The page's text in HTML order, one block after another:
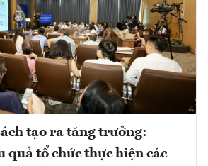
tạo ra tăng trưởng:
quả tổ chức thực hiện các